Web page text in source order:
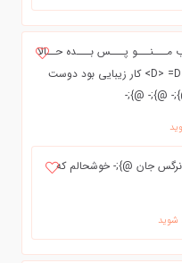
پـــس بـــده حــالا
ایــن مـنـم کـه نـمـی خـوام تـورو =D> =D> =D> کار زیبایی بود دوست
@};- @};-
جان @};- خوشحالم که
شوید